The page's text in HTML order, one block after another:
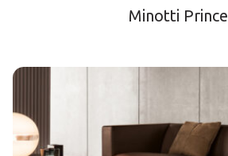
Minotti Prince